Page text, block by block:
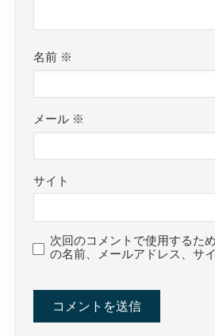
名前 ※
メール ※
サイト
次回のコメントで使用するた
の名前、メールアドレス、サ